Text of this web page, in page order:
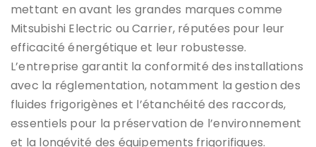
mettant en avant les grandes marques comme
Mitsubishi Electric ou Carrier, réputées pour leur
efficacité énergétique et leur robustesse.
L’entreprise garantit la conformité des installations
avec la réglementation, notamment la gestion des
fluides frigorigènes et l’étanchéité des raccords,
essentiels pour la préservation de l’environnement
et la longévité des équipements frigorifiques.